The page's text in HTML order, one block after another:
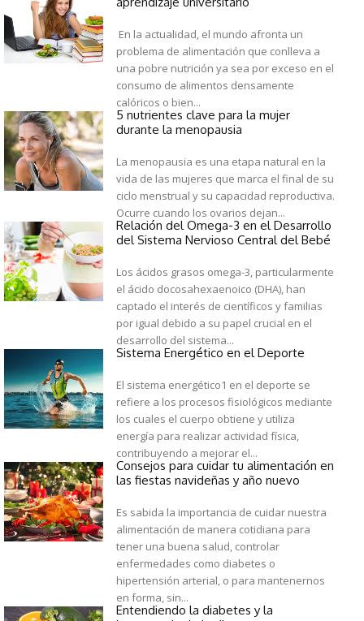
En la actualidad, el mundo afronta un
problema de alimentación que conlleva a
una pobre nutrición ya sea por exceso en el
consumo de alimentos densamente
calóricos o bien...
5 nutrientes clave para la mujer
durante la menopausia
La menopausia es una etapa natural en la
vida de las mujeres que marca el final de su
ciclo menstrual y su capacidad reproductiva.
Ocurre cuando los ovarios dejan...
Relación del Omega-3 en el Desarrollo
del Sistema Nervioso Central del Bebé
Los ácidos grasos omega-3, particularmente
el ácido docosahexaenoico (DHA), han
captado el interés de científicos y familias
por igual debido a su papel crucial en el
desarrollo del sistema...
Sistema Energético en el Deporte
El sistema energético1 en el deporte se
refiere a los procesos fisiológicos mediante
los cuales el cuerpo obtiene y utiliza
energía para realizar actividad física,
contribuyendo a mejorar el...
Consejos para cuidar tu alimentación en
las fiestas navideñas y año nuevo
Es sabida la importancia de cuidar nuestra
alimentación de manera cotidiana para
tener una buena salud, controlar
enfermedades como diabetes o
hipertensión arterial, o para mantenernos
en forma, sin...
Entendiendo la diabetes y la